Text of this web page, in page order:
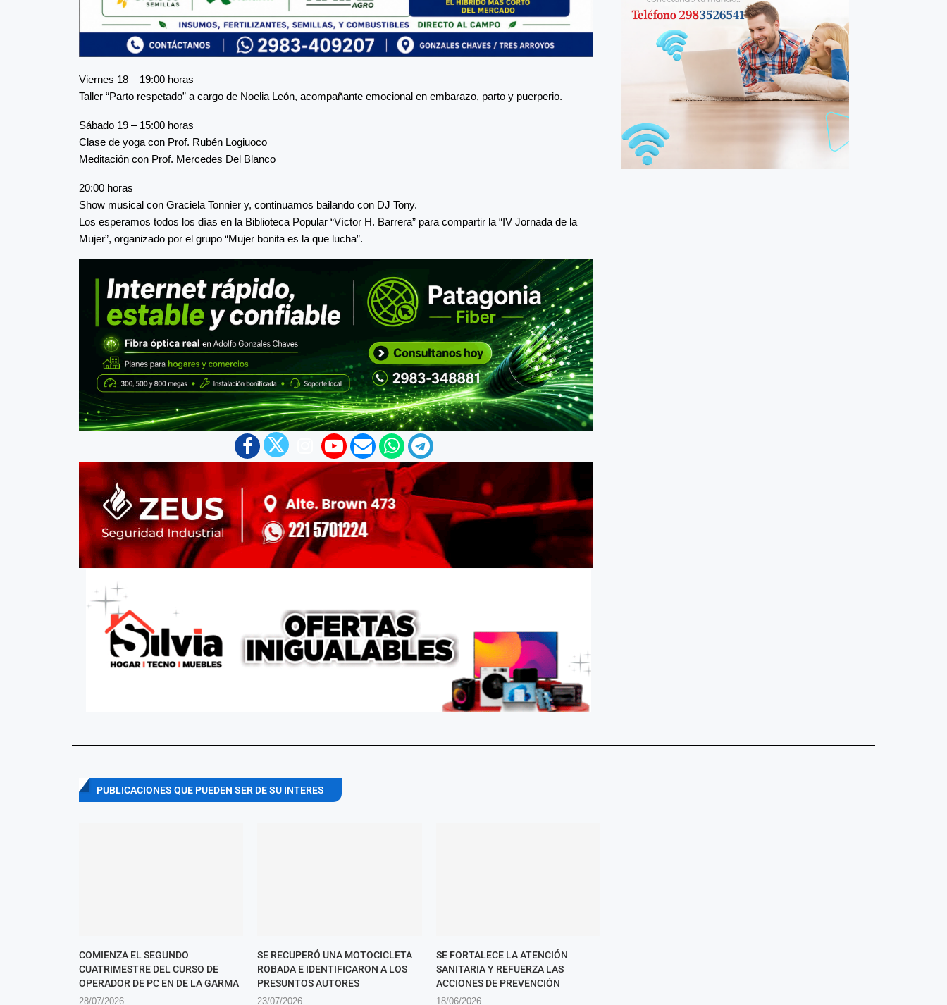
Viernes 18 – 19:00 horas
Taller “Parto respetado” a cargo de Noelia León, acompañante emocional en embarazo, parto y puerperio.
Sábado 19 – 15:00 horas
Clase de yoga con Prof. Rubén Logiuoco
Meditación con Prof. Mercedes Del Blanco
20:00 horas
Show musical con Graciela Tonnier y, continuamos bailando con DJ Tony.
Los esperamos todos los días en la Biblioteca Popular “Víctor H. Barrera” para compartir la “IV Jornada de la
Mujer”, organizado por el grupo “Mujer bonita es la que lucha”.
PUBLICACIONES QUE PUEDEN SER DE SU INTERES
COMIENZA EL SEGUNDO
CUATRIMESTRE DEL CURSO DE
OPERADOR DE PC EN DE LA GARMA
28/07/2026
SE RECUPERÓ UNA MOTOCICLETA
ROBADA E IDENTIFICARON A LOS
PRESUNTOS AUTORES
23/07/2026
SE FORTALECE LA ATENCIÓN
SANITARIA Y REFUERZA LAS
ACCIONES DE PREVENCIÓN
18/06/2026